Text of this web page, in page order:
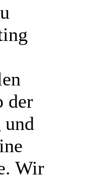
der
und
Wir